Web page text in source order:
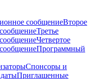
сообщениеВторое
Третье
Четвертое
Программный
Спонсоры и
Приглашенные